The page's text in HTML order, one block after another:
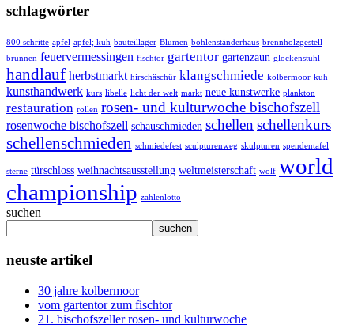
schlagwörter
800 schritte apfel apfel; kuh bauteillager Blumen bohlenständerhaus brennholzgestell
brunnen feuervermessingen fischtor gartentor gartenzaun glockenstuhl
handlauf herbstmarkt hirschäschür klangschmiede kolbermoor kuh
kunsthandwerk kurs libelle licht der welt markt neue kunstwerke plankton
restauration rollen rosen- und kulturwoche bischofszell
rosenwoche bischofszell schauschmieden schellenschellenkurs
schellenschmieden schmiedefest sculpturenweg skulpturen spendentafel
sterne türschloss weihnachtsausstellung weltmeisterschaft wolf world
championship zahlenlotto
suchen
suchen
neuste artikel
30 jahre kolbermoor
vom gartentor zum fischtor
21. bischofszeller rosen- und kulturwoche